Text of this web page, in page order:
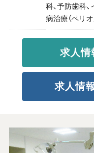
科、予防歯科
病治療（ペリオ
求人情
求人情